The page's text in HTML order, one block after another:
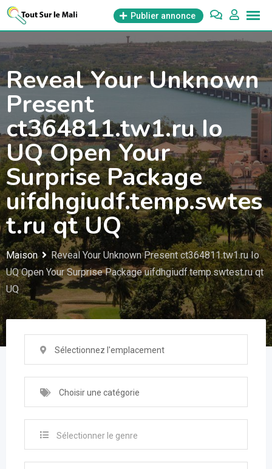
Aller
contenu
Publier annonce
Reveal Your Unknown
Present
ct364811.tw1.ru Io
UQ Open Your
Surprise Package
uifdhgiudf.temp.swtes
t.ru qt UQ
Maison
Reveal Your Unknown Present ct364811.tw1.ru Io
UQ Open Your Surprise Package uifdhgiudf.temp.swtest.ru qt
UQ
Sélectionnez l'emplacement
Choisir une catégorie
Sélectionner le genre